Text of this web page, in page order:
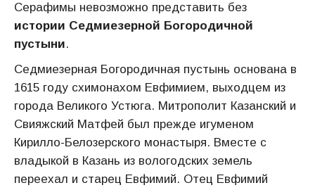
Серафимы невозможно представить без
истории Седмиезерной Богородичной
пустыни.
Седмиезерная Богородичная пустынь основана в
1615 году схимонахом Евфимием, выходцем из
города Великого Устюга. Митрополит Казанский и
Свияжский Матфей был прежде игуменом
Кирилло-Белозерского монастыря. Вместе с
владыкой в Казань из вологодских земель
переехал и старец Евфимий. Отец Евфимий